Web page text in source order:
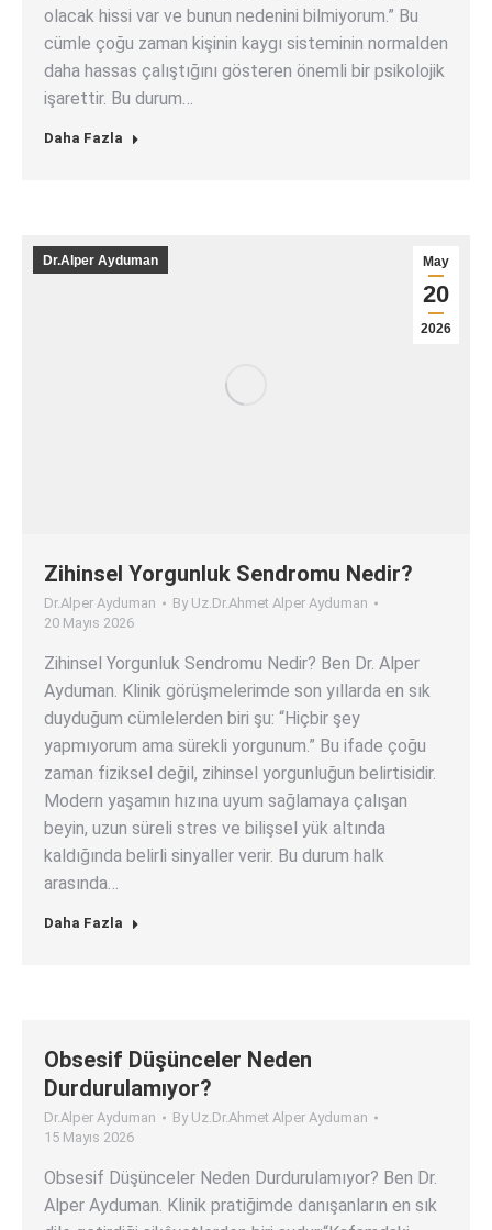
olacak hissi var ve bunun nedenini bilmiyorum.” Bu
cümle çoğu zaman kişinin kaygı sisteminin normalden
daha hassas çalıştığını gösteren önemli bir psikolojik
işarettir. Bu durum…
Daha Fazla
May
20
2026
Dr.Alper Ayduman
Zihinsel Yorgunluk Sendromu Nedir?
Dr.Alper Ayduman By Uz.Dr.Ahmet Alper Ayduman
20 Mayıs 2026
Zihinsel Yorgunluk Sendromu Nedir? Ben Dr. Alper
Ayduman. Klinik görüşmelerimde son yıllarda en sık
duyduğum cümlelerden biri şu: “Hiçbir şey
yapmıyorum ama sürekli yorgunum.” Bu ifade çoğu
zaman fiziksel değil, zihinsel yorgunluğun belirtisidir.
Modern yaşamın hızına uyum sağlamaya çalışan
beyin, uzun süreli stres ve bilişsel yük altında
kaldığında belirli sinyaller verir. Bu durum halk
arasında…
Daha Fazla
Obsesif Düşünceler Neden
Durdurulamıyor?
Dr.Alper Ayduman By Uz.Dr.Ahmet Alper Ayduman
15 Mayıs 2026
Obsesif Düşünceler Neden Durdurulamıyor? Ben Dr.
Alper Ayduman. Klinik pratiğimde danışanların en sık